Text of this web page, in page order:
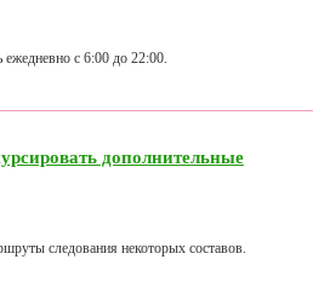
ежедневно с 6:00 до 22:00.
дополнительные
следования некоторых составов.